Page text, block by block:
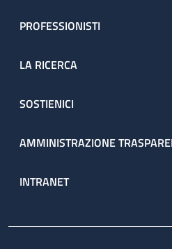
PROFESSIONISTI
LA RICERCA
SOSTIENICI
AMMINISTRAZIONE
INTRANET